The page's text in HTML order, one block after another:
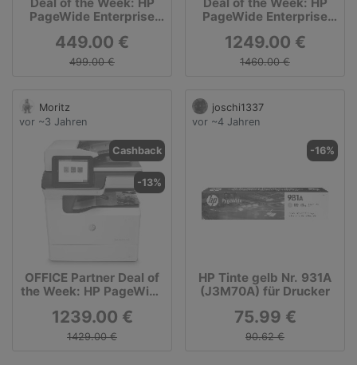
PageWide Enterprise
Tintenstrahldrucker +
HP OfficeJet Pro 8022e
Tintenstrahl-
449.00 €
499.00 €
PageWide Enterprise
Tintenstrahl-
Multifunktionsgerät
1249.00 €
1460.00 €
Moritz
vor ~3 Jahren
Cashback
-13%
OFFICE Partner Deal of
the Week: HP PageWide
Tintenstrahl-
Multifunktionsgerät
1239.00 €
1429.00 €
joschi1337
vor ~4 Jahren
-16%
HP Tinte gelb Nr. 931A
(J3M70A) für Drucker
75.99 €
90.62 €